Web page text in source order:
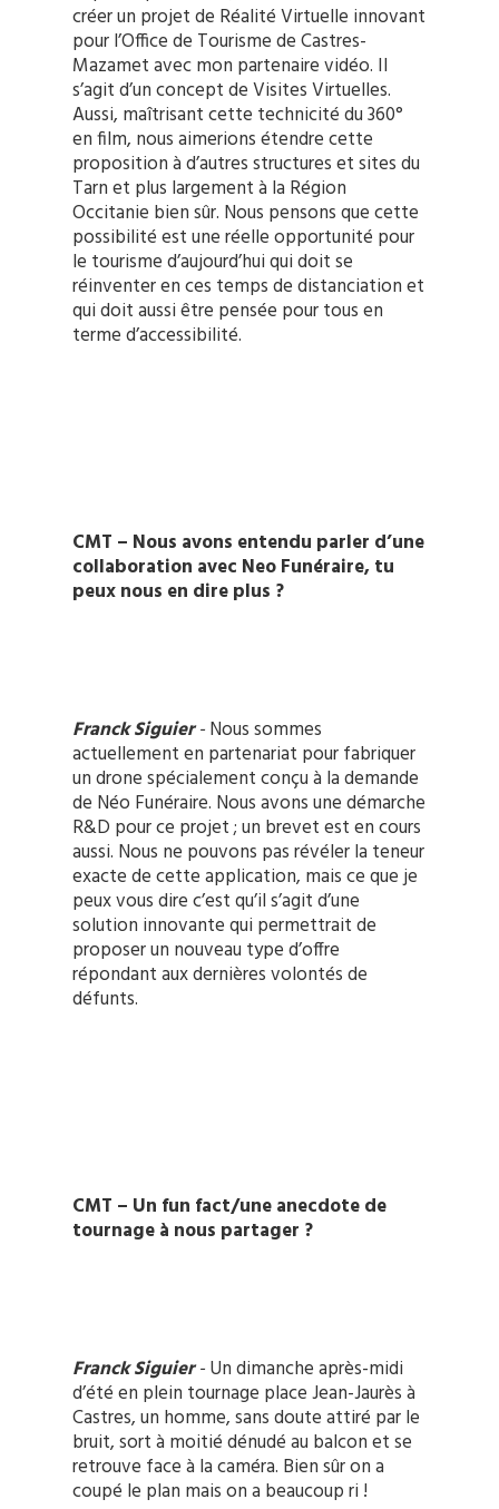
créer un projet de Réalité Virtuelle innovant
pour l’Office de Tourisme de Castres-
Mazamet avec mon partenaire vidéo. Il
s’agit d’un concept de Visites Virtuelles.
Aussi, maîtrisant cette technicité du 360°
en film, nous aimerions étendre cette
proposition à d’autres structures et sites du
Tarn et plus largement à la Région
Occitanie bien sûr. Nous pensons que cette
possibilité est une réelle opportunité pour
le tourisme d’aujourd’hui qui doit se
réinventer en ces temps de distanciation et
qui doit aussi être pensée pour tous en
terme d’accessibilité.
CMT – Nous avons entendu parler d’une
collaboration avec Neo Funéraire, tu
peux nous en dire plus ?
Franck Siguier-Nous sommes
actuellement en partenariat pour fabriquer
un drone spécialement conçu à la demande
de Néo Funéraire. Nous avons une démarche
R&D pour ce projet ; un brevet est en cours
aussi. Nous ne pouvons pas révéler la teneur
exacte de cette application, mais ce que je
peux vous dire c’est qu’il s’agit d’une
solution innovante qui permettrait de
proposer un nouveau type d’offre
répondant aux dernières volontés de
défunts.
CMT – Un fun fact/une anecdote de
tournage à nous partager ?
Franck Siguier-Un dimanche après-midi
d’été en plein tournage place Jean-Jaurès à
Castres, un homme, sans doute attiré par le
bruit, sort à moitié dénudé au balcon et se
retrouve face à la caméra. Bien sûr on a
coupé le plan mais on a beaucoup ri !